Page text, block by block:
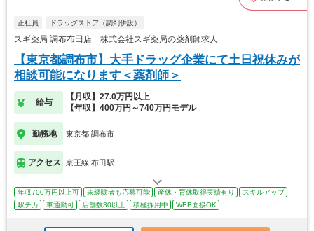
正社員 ドラッグストア（調剤併設）
スギ薬局 調布布田店 株式会社スギ薬局の薬剤師求人
【東京都調布市】大手ドラッグ企業にて土日祝休みが
相談可能になります＜薬剤師＞
給与
【月収】27.0万円以上
【年収】400万円～740万円モデル
勤務地 東京都 調布市
アクセス 京王線 布田駅
年収700万円以上可 未経験者も応募可能 産休・育休取得実績有り
スキルアップ
駅チカ
車通勤可 店舗数30以上 積極採用中 WEB面接OK